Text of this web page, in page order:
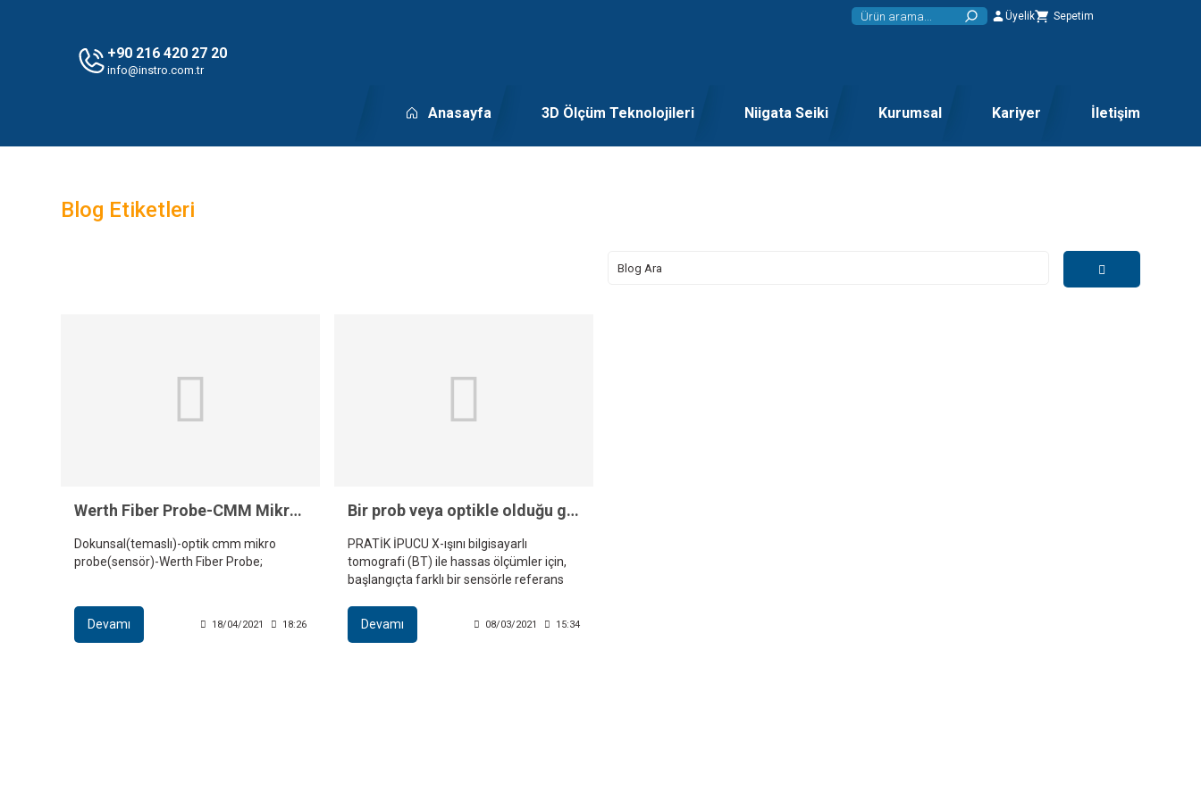
Üyelik Sepetim
+90 216 420 27 20
info@instro.com.tr
Anasayfa 3D Ölçüm Teknolojileri Niigata Seiki Kurumsal Kariyer İletişim
Blog Etiketleri
Werth Fiber Probe-CMM Mikro Probe
Dokunsal(temaslı)-optik cmm mikro
probe(sensör)-Werth Fiber Probe;
Devamı 18/04/2021 18:26
Bir prob veya optikle olduğu gibi doğru ölçün Koordinat metrolojisinde bilgisayarlı tomografi
PRATİK İPUCU X-ışını bilgisayarlı
tomografi (BT) ile hassas ölçümler için,
başlangıçta farklı bir sensörle referans
gerekliydi.
Devamı 08/03/2021 15:34